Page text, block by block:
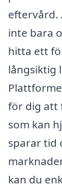
eftervård.
inte bara
hitta ett
långsiktig
för dig att
som kan
sparar tid
kan du